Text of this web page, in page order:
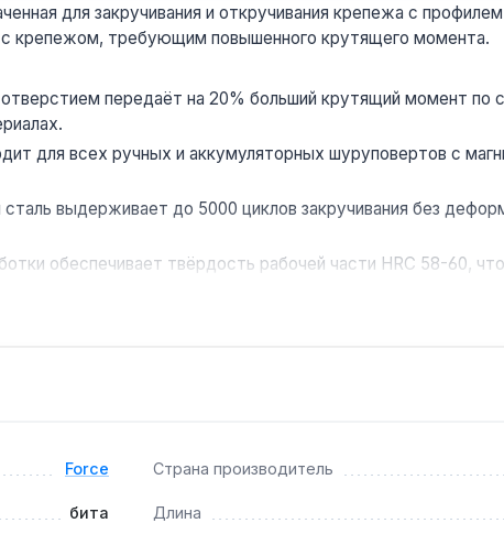
для закручивания и откручивания крепежа с
с крепежом, требующим повышенного крутящего момента.
отверстием передаёт на 20% больший крутящий момент по
для всех ручных и аккумуляторных шуруповертов с
сталь выдерживает до 5000 циклов закручивания без
обеспечивает твёрдость рабочей части HRC 58-60,
промышленности, при сборке электронных устройств и
Украине.
люфт и обеспечивает передачу крутящего
Force Страна производитель
бита Длина